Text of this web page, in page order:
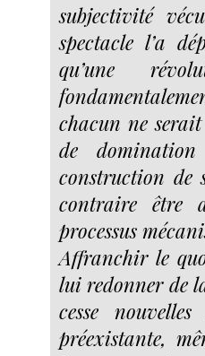
subjectivité
spectacle l’a
qu’une
chacun ne
de
construction
contraire être
processus
Affranchir le
lui redonner de
cesse
préexistante,